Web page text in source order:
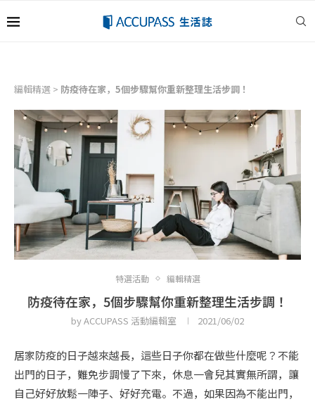
編輯精選 > 防疫待在家，5個步驟幫你重新整理生活步調！
特選活動 編輯精選
防疫待在家，5個步驟幫你重新整理生活步調！
byACCUPASS 活動編輯室 2021/06/02
居家防疫的日子越來越長，這些日子你都在做些什麼呢？不能
出門的日子，難免步調慢了下來，休息一會兒其實無所謂，讓
自己好好放鬆一陣子、好好充電。不過，如果因為不能出門，